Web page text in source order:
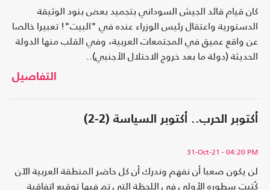
كان قيام قائد الجيش السوداني بتجميد بعض بنود الوثيقة
الدستورية واعتقال رئيس الوزراء عنده في "البيت"! تعبيرا خالصا
عن واقع عميق في المجتمعات العربية، وفي القلب منها الدولة
الحديثة (دولة ما بعد خروج الاحتلال الأجنبي)..
التفاصيل
أكتوبر الحرب.. أكتوبر السياسة (2-2)
31-Oct-21 - 04:20 PM
لن يكون صعبا أن نفهم وندرك أن كل حاضر المنطقة العربية الآن
كُتبت سطوره الأولى في اللحظة التي تم فيها توقيع اتفاقية